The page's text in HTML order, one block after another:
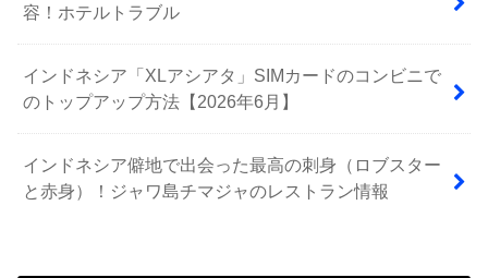
容！ホテルトラブル
インドネシア「XLアシアタ」SIMカードのコンビニで
のトップアップ方法【2026年6月】
インドネシア僻地で出会った最高の刺身（ロブスター
と赤身）！ジャワ島チマジャのレストラン情報